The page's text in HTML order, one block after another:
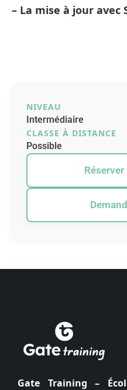
– La mise à jour avec
NIVEAU
Intermédiaire
CLASSE À DISTANCE
Possible
Gate Training –